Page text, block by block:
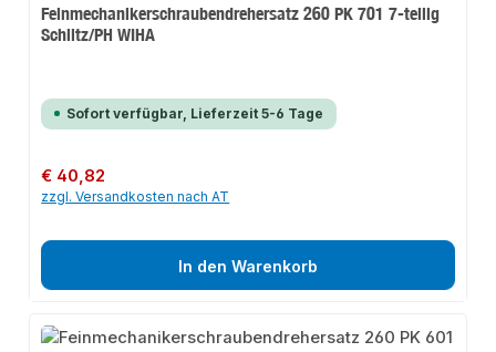
Feinmechanikerschraubendrehersatz 260 PK 701 7-teilig
Schlitz/PH WIHA
Sofort verfügbar, Lieferzeit 5-6 Tage
Regulärer Preis:
€ 40,82
zzgl. Versandkosten nach AT
In den Warenkorb